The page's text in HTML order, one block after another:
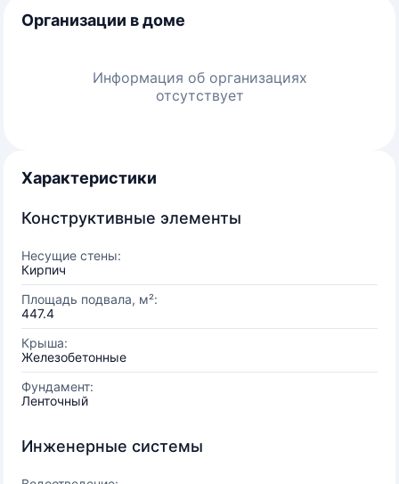
Организации в доме
Информация об организациях
отсутствует
Характеристики
Конструктивные элементы
Несущие стены:
Кирпич
Площадь подвала, м²:
447.4
Крыша:
Железобетонные
Фундамент:
Ленточный
Инженерные системы